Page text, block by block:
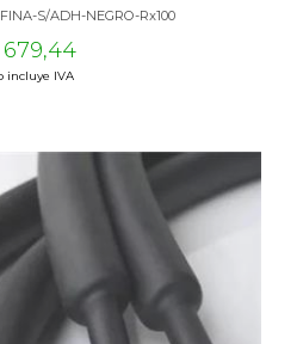
S/ADH-NEGRO-Rx100
679,44
incluye IVA